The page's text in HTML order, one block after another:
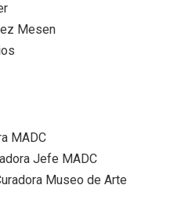
Mesen
MADC
Jefe MADC
Museo de Arte